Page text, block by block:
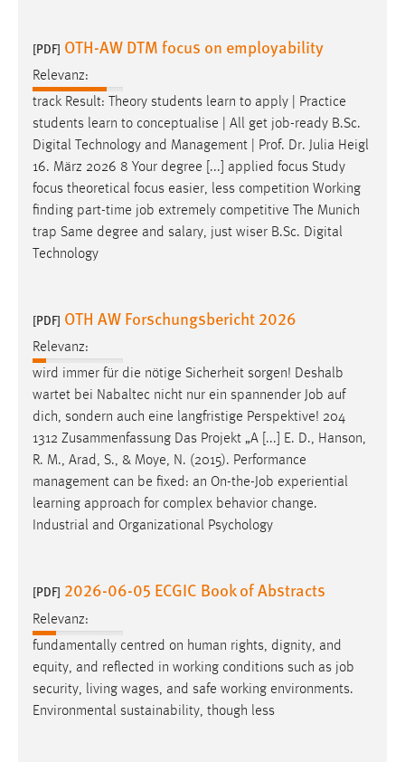
[PDF] OTH-AW DTM focus on employability
Relevanz:
track Result: Theory students learn to apply | Practice
students learn to conceptualise | All get job-ready B.Sc.
Digital Technology and Management | Prof. Dr. Julia Heigl
16. März 2026 8 Your degree [...] applied focus Study
focus theoretical focus easier, less competition Working
finding part-time job extremely competitive The Munich
trap Same degree and salary, just wiser B.Sc. Digital
Technology
[PDF] OTH AW Forschungsbericht 2026
Relevanz:
wird immer für die nötige Sicherheit sorgen! Deshalb
wartet bei Nabaltec nicht nur ein spannender Job auf
dich, sondern auch eine langfristige Perspektive! 204
1312 Zusammenfassung Das Projekt „A [...] E. D., Hanson,
R. M., Arad, S., & Moye, N. (2015). Performance
management can be fixed: an On-the-Job experiential
learning approach for complex behavior change.
Industrial and Organizational Psychology
[PDF] 2026-06-05 ECGIC Book of Abstracts
Relevanz:
fundamentally centred on human rights, dignity, and
equity, and reflected in working conditions such as job
security, living wages, and safe working environments.
Environmental sustainability, though less
Plattformen anzeigen zu können, werden von diesen
externen Medien Cookies gesetzt.
YouTube
Vimeo